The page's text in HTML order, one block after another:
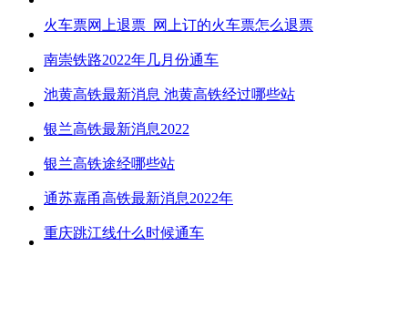
火车票网上退票_网上订的火车票怎么退票
南崇铁路2022年几月份通车
池黄高铁最新消息 池黄高铁经过哪些站
银兰高铁最新消息2022
银兰高铁途经哪些站
通苏嘉甬高铁最新消息2022年
重庆跳江线什么时候通车